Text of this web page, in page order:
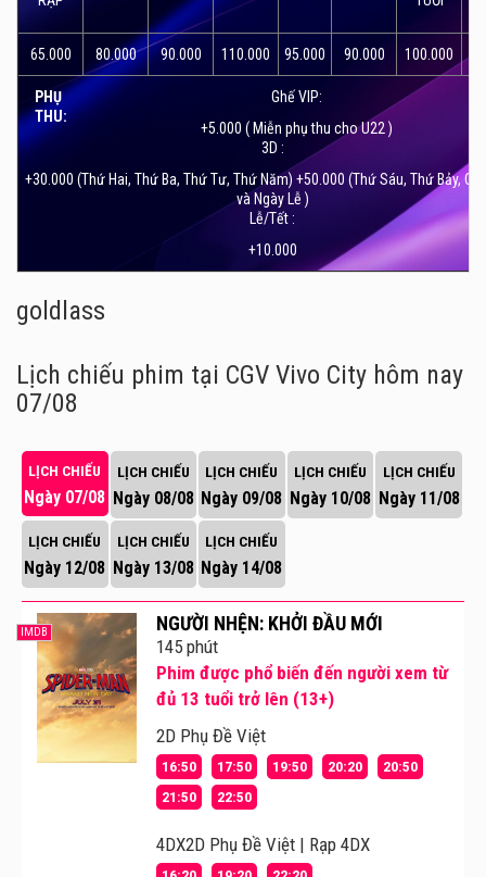
65.000 80.000 90.000 110.000 95.000 90.000 100.000
PHỤ
THU:
Ghế VIP:
+5.000 ( Miễn phụ thu cho U22 )
3D :
+30.000 (Thứ Hai, Thứ Ba, Thứ Tư, Thứ Năm) +50.000 (Thứ Sáu, Thứ Bảy,
và Ngày Lễ )
Lễ/Tết :
+10.000
goldlass
Lịch chiếu phim tại CGV Vivo City hôm nay
07/08
LỊCH CHIẾU
Ngày 07/08
LỊCH CHIẾU
Ngày 08/08
LỊCH CHIẾU
Ngày 09/08
LỊCH CHIẾU
Ngày 10/08
LỊCH CHIẾU
Ngày 11/08
LỊCH CHIẾU
Ngày 12/08
LỊCH CHIẾU
Ngày 13/08
LỊCH CHIẾU
Ngày 14/08
IMDB NGƯỜI NHỆN: KHỞI ĐẦU MỚI
145 phút
Phim được phổ biến đến người xem từ
đủ 13 tuổi trở lên (13+)
2D Phụ Đề Việt
16:50 17:50 19:50 20:20
20:50
21:50
22:50
4DX2D Phụ Đề Việt | Rạp 4DX